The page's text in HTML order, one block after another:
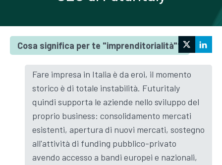
Cosa significa per te "imprenditorialità"?
Fare impresa in Italia è da eroi, il momento
storico è di totale instabilità. Futuritaly
quindi supporta le aziende nello sviluppo del
proprio business: consolidamento mercati
esistenti, apertura di nuovi mercati, sostegno
all'attività di funding pubblico-privato
avendo accesso a bandi europei e nazionali,